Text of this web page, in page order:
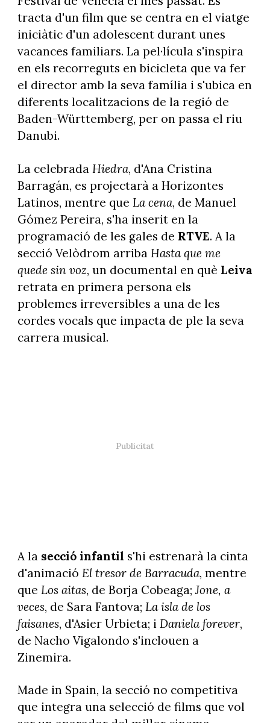
tracta d'un film que se centra en el viatge
iniciàtic d'un adolescent durant unes
vacances familiars. La pel·lícula s'inspira
en els recorreguts en bicicleta que va fer
el director amb la seva família i s'ubica en
diferents localitzacions de la regió de
Baden-Württemberg, per on passa el riu
Danubi.
La celebrada Hiedra, d'Ana Cristina
Barragán, es projectarà a Horizontes
Latinos, mentre que La cena, de Manuel
Gómez Pereira, s'ha inserit en la
programació de les gales de RTVE. A la
secció Velòdrom arriba Hasta que me
quede sin voz, un documental en què Leiva
retrata en primera persona els
problemes irreversibles a una de les
cordes vocals que impacta de ple la seva
carrera musical.
A la secció infantil s'hi estrenarà la cinta
d'animació El tresor de Barracuda, mentre
que Los aitas, de Borja Cobeaga;Jone, a
veces, de Sara Fantova; La isla de los
faisanes, d'Asier Urbieta; i Daniela forever,
de Nacho Vigalondo s'inclouen a
Zinemira.
Made in Spain, la secció no competitiva
que integra una selecció de films que vol